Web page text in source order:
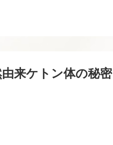
来ケトン体の秘密